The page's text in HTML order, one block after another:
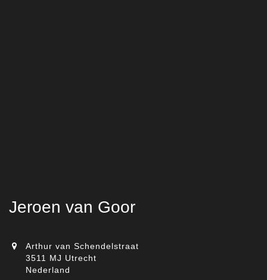
Jeroen van Goor
Arthur van Schendelstraat
3511 MJ Utrecht
Nederland